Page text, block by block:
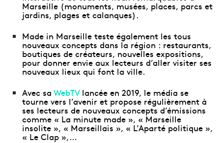
Marseille (monuments, musées, places, parcs et
jardins, plages et calanques).
Made in Marseille teste également les tous
nouveaux concepts dans la région : restaurants,
boutiques de créateurs, nouvelles expositions,
pour donner envie aux lecteurs d’aller visiter ses
nouveaux lieux qui font la ville.
Avec sa WebTVlancée en 2019, le média se
tourne vers l’avenir et propose régulièrement à
ses lecteurs de nouveaux concepts d’émissions
comme « La minute made », « Marseille
insolite », « Marseillais », « L’Aparté politique »,
« Le Clap »,…